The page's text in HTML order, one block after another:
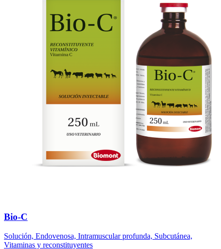
Bio-C
Solución, Endovenosa, Intramuscular profunda, Subcutánea,
Vitaminas y reconstituyentes